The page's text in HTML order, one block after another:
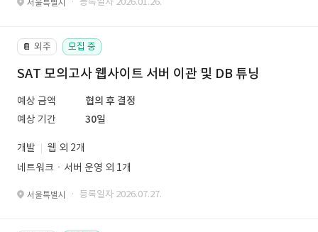
서울특별시
📔 외주 모집 중
SAT 모의고사 웹사이트 서버 이관 및 DB 튜닝
예상 금액
협의 후 결정
예상 기간
30일
개발
웹 외 2개
네트워크ㆍ서버 운영 외 1개
서울특별시 · 등록일자 2026.07.27.